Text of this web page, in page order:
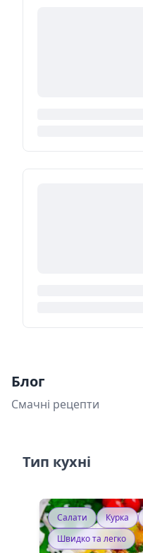
Блог
Смачні рецепти
Тип кухні
Салати Курка
Швидко та легко